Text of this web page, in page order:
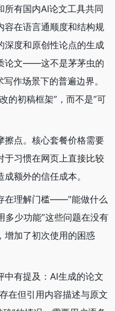
所有国内AI论文工具共同
容在语言通顺度和结构规
深度和原创性论点的生成
论文——这不是茅茅虫的
作场景下的普遍边界。
的初稿框架”，而不是”可
擦点。核心套餐价格需要
于习惯在网页上直接比较
额外的信任成本。
在理解门槛——”能做什么
多少功能”这些问题在没有
增加了初次使用的困惑
中有提及：AI生成的论文
在但引用内容描述与原文